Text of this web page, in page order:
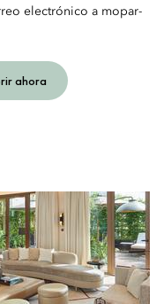
electrónico a mopar-
ahora